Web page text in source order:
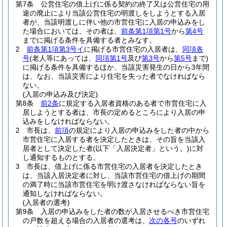
第7条
公営住宅の借上げに係る契約の終了又は公営住宅の用
途の廃止により当該公営住宅の明渡しをしようとする入居
者が、当該明渡しに伴い他の市営住宅に入居の申込みをし
た場合においては、その者は、 前条第1項第1号から第4号
までに掲げる条件を具備する者とみなす。
2
前条第1項第3号イに掲げる市営住宅の入居者は、 同項各
号(老人等にあっては、 同項第1号及び第3号から第5号まで)
に掲げる条件を具備するほか、当該災害発生の日から3年間
は、なお、当該災害により住宅を失った者でなければなら
ない。
(入居の申込み及び決定)
第8条
前2条に規定する入居者資格のある者で市営住宅に入
居しようとする者は、市長の定めるところにより入居の申
込みをしなければならない。
2
市長は、 前項の規定により入居の申込みをした者の中から
市営住宅に入居する者を決定したときは、その旨を当該入
居者として決定した者(以下「入居決定者」という。)に対
し通知するものとする。
3
市長は、借上げに係る市営住宅の入居者を決定したとき
は、当該入居決定者に対し、当該市営住宅の借上げの期間
の満了時に当該市営住宅を明け渡さなければならない旨を
通知しなければならない。
(入居者の選考)
第9条
入居の申込みをした者の数が入居させるべき市営住宅
の戸数を超える場合の入居者の選考は、 次の各号のいずれ